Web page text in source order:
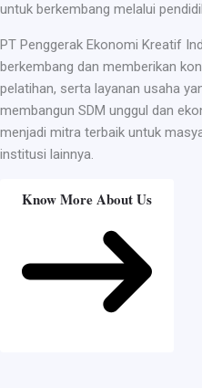
untuk berkembang melalui
PT Penggerak Ekonomi Kreatif
berkembang dan memberikan
pelatihan, serta layanan usaha
membangun SDM unggul dan
menjadi mitra terbaik untuk
institusi lainnya.
Know More About Us